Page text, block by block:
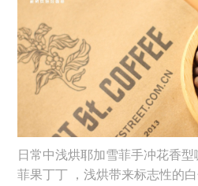
日常中浅烘耶加雪菲手冲花香
菲果丁丁 ，浅烘带来标志性的